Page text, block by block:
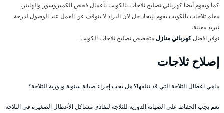
كما ويقوم أيضا كهربائي تصليح ثلاجات بالكويت بأعمال فحص الكمبروسور والهايتر.
معلم ثلاجات بالكويت يقوم بإيجاد حل لان البراد لا يتوقف عن العمل عند الوصول لدرجة
تبريد معينة.
نوفر افضلكهربائي منازلمتخصص تصليح ثلاجات الكويت .
إصلاح ثلاجات
ماهي اعطال الثلاجة التي قد تتلفها؟ هل يجب إجراء صيانة سنوية ودورية للثلاجة؟
نعم يجب الحفاظ على الصيانة الدورية للثلاجة لتفادي مشاكل الأعطال الصغيرة في الثلاجة